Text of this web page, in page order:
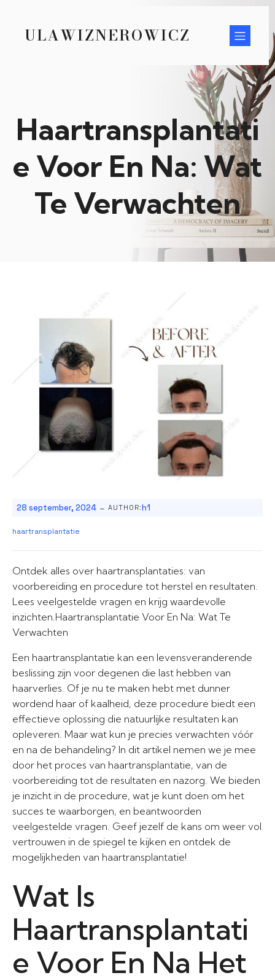
ULAWIZNEROWICZ
Haartransplantati
e Voor En Na: Wat
Te Verwachten
28 september, 2024 - AUTHOR:h1
haartransplantatie
Ontdek alles over haartransplantaties: van
voorbereiding en procedure tot herstel en resultaten.
Lees veelgestelde vragen en krijg waardevolle
inzichten.Haartransplantatie Voor En Na: Wat Te
Verwachten
Een haartransplantatie kan een levensveranderende
beslissing zijn voor degenen die last hebben van
haarverlies. Of je nu te maken hebt met dunner
wordend haar of kaalheid, deze procedure biedt een
effectieve oplossing die natuurlijke resultaten kan
opleveren. Maar wat kun je precies verwachten vóór
en na de behandeling? In dit artikel nemen we je mee
door het proces van haartransplantatie, van de
voorbereiding tot de resultaten en nazorg. We bieden
je inzicht in de procedure, wat je kunt doen om het
succes te waarborgen, en beantwoorden
veelgestelde vragen. Geef jezelf de kans om weer vol
vertrouwen in de spiegel te kijken en ontdek de
mogelijkheden van haartransplantatie!
Wat Is
Haartransplantati
e Voor En Na Het